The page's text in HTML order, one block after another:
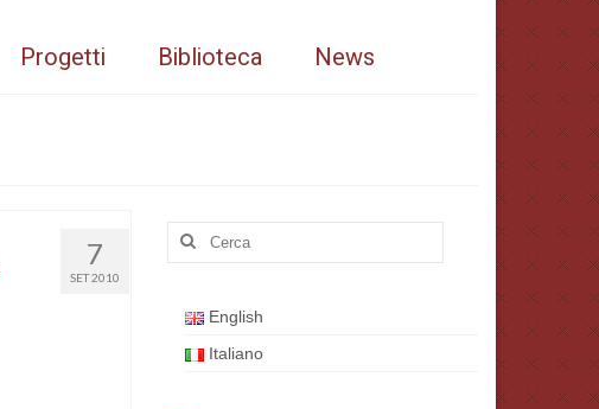
Progetti Biblioteca News
7
SET 2010
Cerca:
English
Italiano